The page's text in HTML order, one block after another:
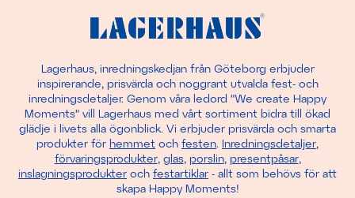
Lagerhaus, inredningskedjan från Göteborg erbjuder
inspirerande, prisvärda och noggrant utvalda fest- och
inredningsdetaljer. Genom våra ledord "We create Happy
Moments" vill Lagerhaus med vårt sortiment bidra till ökad
glädje i livets alla ögonblick. Vi erbjuder prisvärda och smarta
produkter för hemmet och festen. Inredningsdetaljer,
förvaringsprodukter, glas, porslin, presentpåsar,
inslagningsprodukter och festartiklar - allt som behövs för att
skapa Happy Moments!